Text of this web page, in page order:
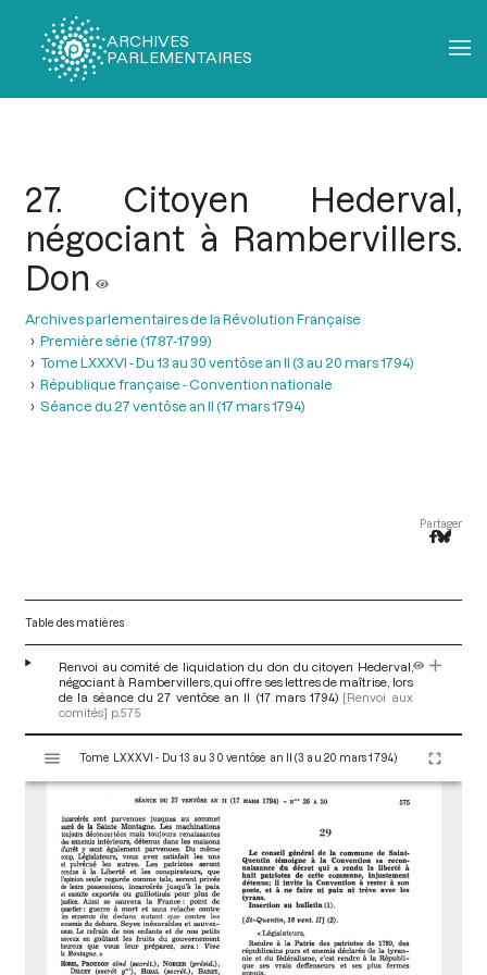
ARCHIVES
PARLEMENTAIRES
27. Citoyen Hederval,
négociant à Rambervillers.
Don
Archives parlementaires de la Révolution Française
Première série (1787-1799)
Tome LXXXVI - Du 13 au 30 ventôse an II (3 au 20 mars 1794)
République française - Convention nationale
Séance du 27 ventôse an II (17 mars 1794)
Partager
Table des matières
Renvoi au comité de liquidation du don du citoyen Hederval,
négociant à Rambervillers, qui offre ses lettres de maîtrise, lors
de la séance du 27 ventôse an II (17 mars 1794) [Renvoi aux
comités] p.575
s
Tome LXXXVI - Du 13 au 30 ventôse an II (3 au 20 mars 1794)